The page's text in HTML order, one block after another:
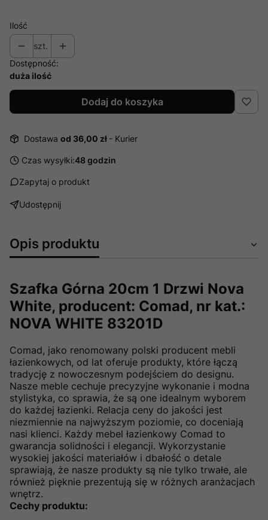
Ilość
szt.
Dostępność:
duża ilość
Dodaj do koszyka
Dostawa od 36,00 zł - Kurier
Czas wysyłki:48 godzin
Zapytaj o produkt
Udostępnij
Opis produktu
Szafka Górna 20cm 1 Drzwi Nova
White, producent: Comad, nr kat.:
NOVA WHITE 83201D
Comad, jako renomowany polski producent mebli
łazienkowych, od lat oferuje produkty, które łączą
tradycję z nowoczesnym podejściem do designu.
Nasze meble cechuje precyzyjne wykonanie i modna
stylistyka, co sprawia, że są one idealnym wyborem
do każdej łazienki. Relacja ceny do jakości jest
niezmiennie na najwyższym poziomie, co doceniają
nasi klienci. Każdy mebel łazienkowy Comad to
gwarancja solidności i elegancji. Wykorzystanie
wysokiej jakości materiałów i dbałość o detale
sprawiają, że nasze produkty są nie tylko trwałe, ale
również pięknie prezentują się w różnych aranżacjach
wnętrz.
Cechy produktu: